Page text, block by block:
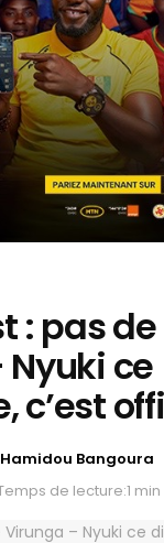
: pas de
ce
c’est
Hamidou Bangoura
de lecture:1